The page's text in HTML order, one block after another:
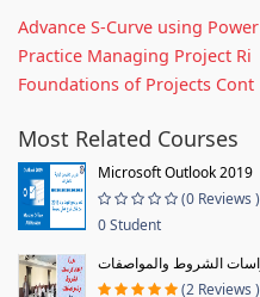
Advance S-Curve using Power
Practice Managing Project Ri
Foundations of Projects Cont
Most Related Courses
Microsoft Outlook 2019
(0 Reviews )
0 Student
الشروط والمواصفات
(2 Reviews )